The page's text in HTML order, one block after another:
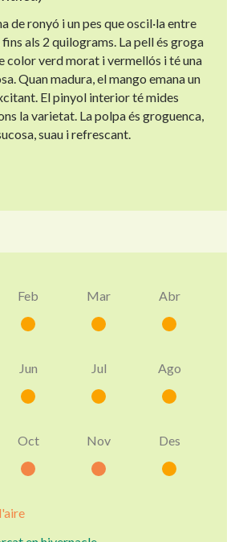
de ronyó i un pes que oscil·la entre
als 2 quilograms. La pell és groga
color verd morat i vermellós i té una
Quan madura, el mango emana un
El pinyol interior té mides
la varietat. La polpa és groguenca,
suau i refrescant.
Feb Mar Abr
Jun Jul Ago
Oct Nov Des